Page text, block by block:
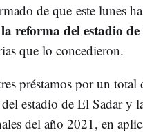
de que este lunes
reforma del estadio
que lo concedieron.
préstamos por un total
estadio de El Sadar y
del año 2021, en